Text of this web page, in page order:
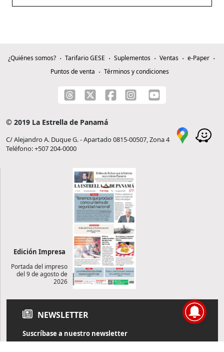
¿Quiénes somos? Tarifario GESE Suplementos Ventas
e-Paper
Puntos de venta
Términos y condiciones
© 2019 La Estrella de Panamá
C/ Alejandro A. Duque G. - Apartado 0815-00507, Zona 4
Teléfono: +507 204-0000
Edición Impresa
Portada del impreso
del 9 de agosto de
2026
NEWSLETTER
Suscríbase a nuestro newsletter
Reciba diariamente información de actualidad directamente en